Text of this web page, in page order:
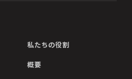
私たちの役割
概要